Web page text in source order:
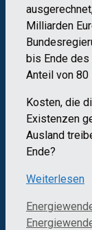
Milliarden
bis Ende des
Anteil von 80
Kosten, die
Existenzen
Ausland
Ende?
Weiterlesen
Kategorien